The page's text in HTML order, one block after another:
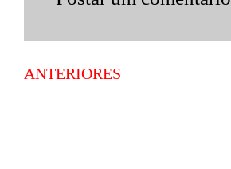
ANTERIORES